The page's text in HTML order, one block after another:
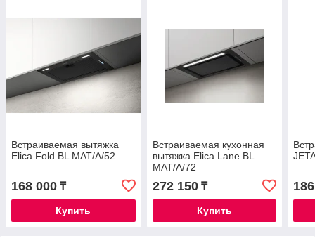
Встраиваемая вытяжка
Elica Fold BL MAT/A/52
168 000 ₸
Купить
Встраиваемая кухонная
вытяжка Elica Lane BL
MAT/A/72
272 150₸
Купить